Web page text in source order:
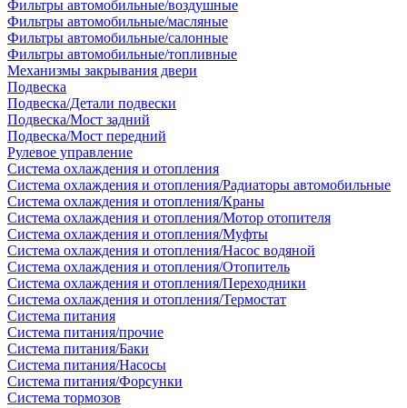
Фильтры автомобильные/воздушные
Фильтры автомобильные/масляные
Фильтры автомобильные/салонные
Фильтры автомобильные/топливные
Механизмы закрывания двери
Подвеска
Подвеска/Детали подвески
Подвеска/Мост задний
Подвеска/Мост передний
Рулевое управление
Система охлаждения и отопления
Система охлаждения и отопления/Радиаторы автомобильные
Система охлаждения и отопления/Краны
Система охлаждения и отопления/Мотор отопителя
Система охлаждения и отопления/Муфты
Система охлаждения и отопления/Насос водяной
Система охлаждения и отопления/Отопитель
Система охлаждения и отопления/Переходники
Система охлаждения и отопления/Термостат
Система питания
Система питания/прочие
Система питания/Баки
Система питания/Насосы
Система питания/Форсунки
Система тормозов